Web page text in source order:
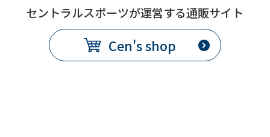
セントラルスポーツが運営する通販サイト
Cen's shop
original
content.
We
ask